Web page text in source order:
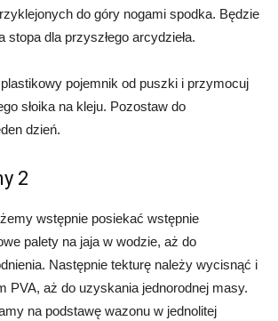
do góry nogami spodka. Będzie
stopa dla przyszłego arcydzieła.
pojemnik od puszki i przymocuj
słoika na kleju. Pozostaw do
dzień.
2
wstępnie posiekać wstępnie
palety na jaja w wodzie, aż do
Następnie tekturę należy wycisnąć i
PVA, aż do uzyskania jednorodnej masy.
na podstawę wazonu w jednolitej